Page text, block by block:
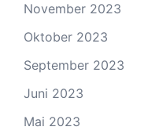
November 2023
Oktober 2023
September 2023
Juni 2023
Mai 2023